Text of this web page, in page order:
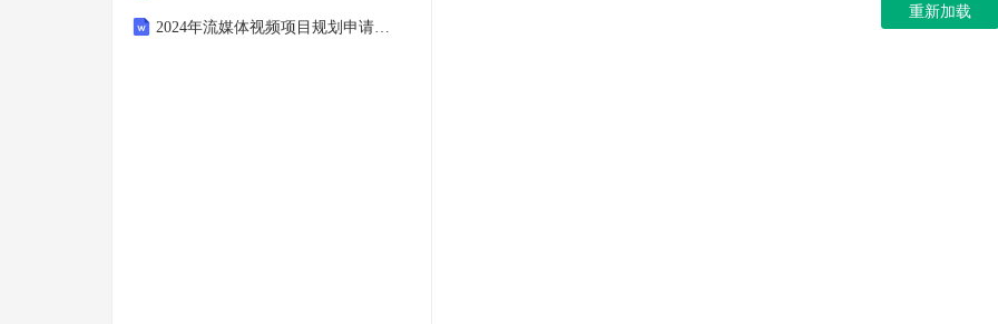
重新加载
2024年流媒体视频项目规划申请报告009